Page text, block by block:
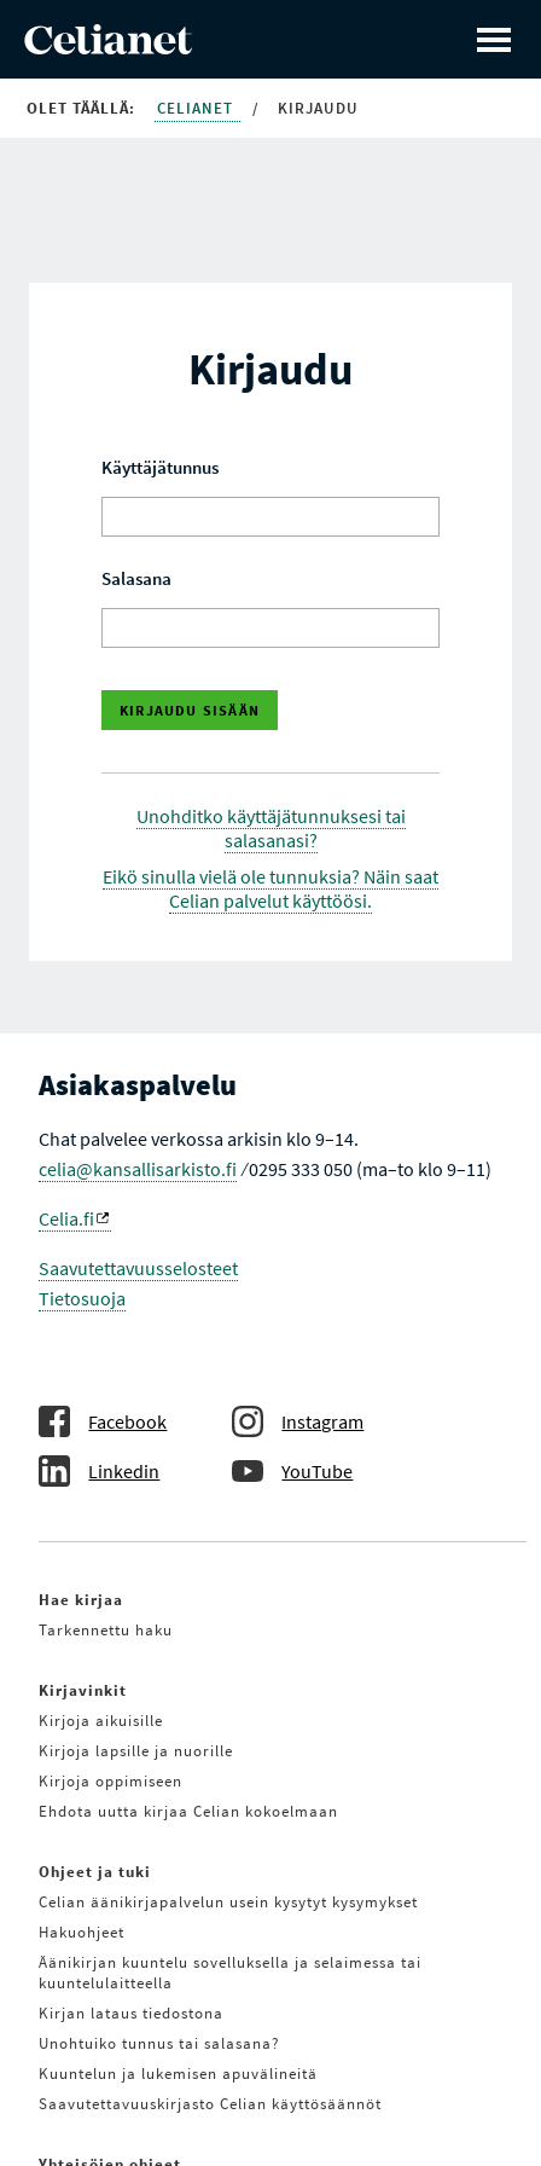
OLET TÄÄLLÄ: CELIANET / KIRJAUDU
Kirjaudu
Käyttäjätunnus
Salasana
Unohditko käyttäjätunnuksesi tai
salasanasi?
Eikö sinulla vielä ole tunnuksia? Näin saat
Celian palvelut käyttöösi.
Asiakaspalvelu
Chat palvelee verkossa arkisin klo 9–14.
celia@kansallisarkisto.fi ⁄ 0295 333 050 (ma–to klo 9–11)
Celia.fi
Saavutettavuusselosteet
Tietosuoja
Facebook Instagram
Linkedin YouTube
Hae kirjaa
Tarkennettu haku
Kirjavinkit
Kirjoja aikuisille
Kirjoja lapsille ja nuorille
Kirjoja oppimiseen
Ehdota uutta kirjaa Celian kokoelmaan
Ohjeet ja tuki
Celian äänikirjapalvelun usein kysytyt kysymykset
Hakuohjeet
Äänikirjan kuuntelu sovelluksella ja selaimessa tai
kuuntelulaitteella
Kirjan lataus tiedostona
Unohtuiko tunnus tai salasana?
Kuuntelun ja lukemisen apuvälineitä
Saavutettavuuskirjasto Celian käyttösäännöt